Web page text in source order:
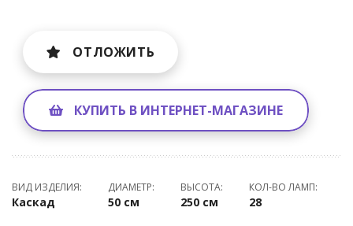
ОТЛОЖИТЬ
КУПИТЬ В ИНТЕРНЕТ-МАГАЗИНЕ
ВИД ИЗДЕЛИЯ:
Каскад
ДИАМЕТР:
50 см
ВЫСОТА:
250 см
КОЛ-ВО ЛАМП:
28